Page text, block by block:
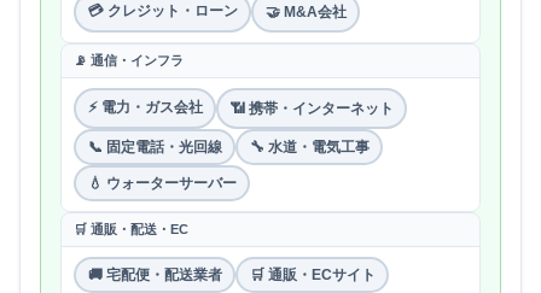
💳 クレジット・ローン 🤝 M&A会社
📡 通信・インフラ
⚡ 電力・ガス会社 📶 携帯・インターネット
📞 固定電話・光回線 🔧 水道・電気工事
💧 ウォーターサーバー
🛒 通販・配送・EC
🚚 宅配便・配送業者 🛒 通販・ECサイト